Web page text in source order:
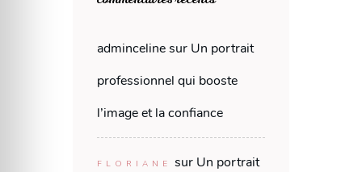
admincelinesur Un portrait
professionnel qui booste
l’image et la confiance
FLORIANE sur Un portrait